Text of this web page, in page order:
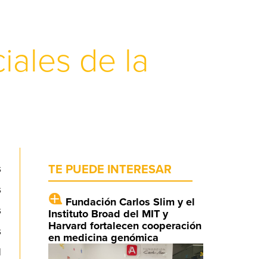
de la
TE PUEDE INTERESAR
Fundación Carlos Slim y el
Instituto Broad del MIT y
Harvard fortalecen cooperación
en medicina genómica